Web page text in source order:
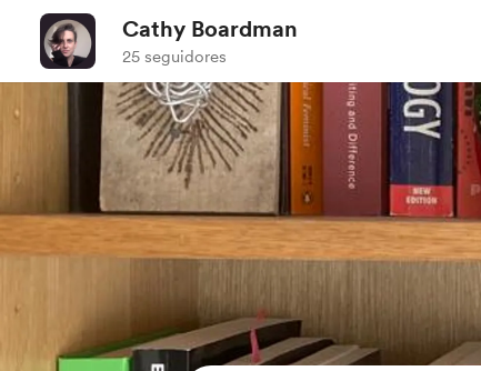
Cathy Boardman
25 seguidores